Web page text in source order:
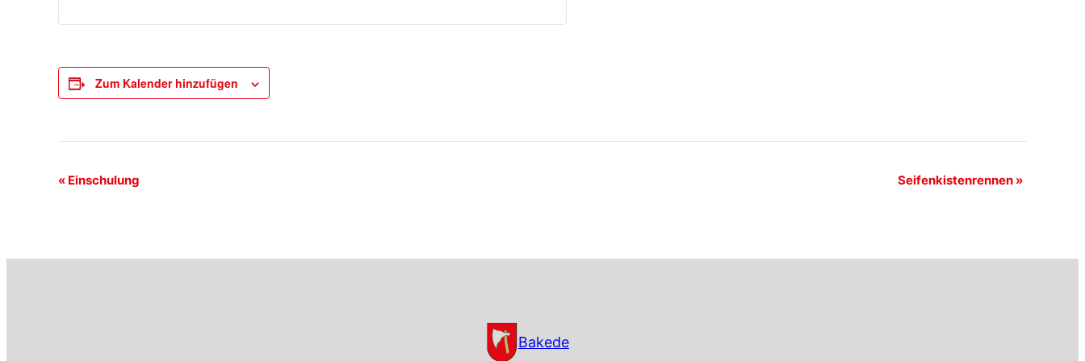
Zum Kalender hinzufügen
Veranstaltung-
« Einschulung Seifenkistenrennen »
Bakede